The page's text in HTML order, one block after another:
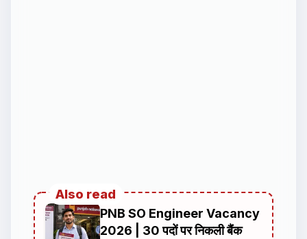
Also read
PNB SO Engineer Vacancy
2026 | 30 पदों पर निकली बैंक